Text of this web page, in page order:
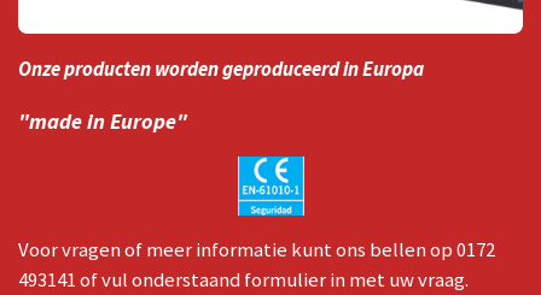
Onze producten worden geproduceerd in Europa
"made in Europe"
Voor vragen of meer informatie kunt ons bellen op 0172
493141 of vul onderstaand formulier in met uw vraag.